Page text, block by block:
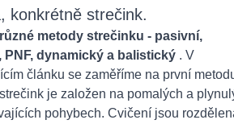
konkrétně strečink.
metody strečinku - pasivní,
PNF, dynamický a balistický . V
článku se zaměříme na první
je založen na pomalých a
pohybech. Cvičení jsou